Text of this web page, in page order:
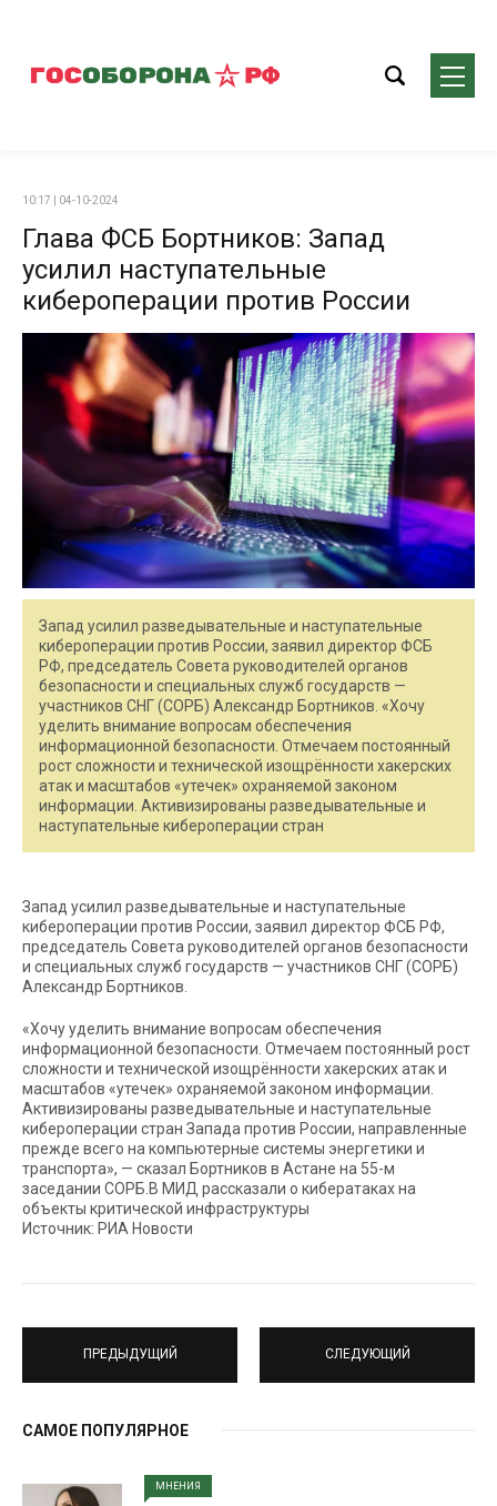
10:17 | 04-10-2024
Глава ФСБ Бортников: Запад
усилил наступательные
кибероперации против России
Запад усилил разведывательные и наступательные
кибероперации против России, заявил директор ФСБ
РФ, председатель Совета руководителей органов
безопасности и специальных служб государств —
участников СНГ (СОРБ) Александр Бортников. «Хочу
уделить внимание вопросам обеспечения
информационной безопасности. Отмечаем постоянный
рост сложности и технической изощрённости хакерских
атак и масштабов «утечек» охраняемой законом
информации. Активизированы разведывательные и
наступательные кибероперации стран
Запад усилил разведывательные и наступательные
кибероперации против России, заявил директор ФСБ РФ,
председатель Совета руководителей органов безопасности
и специальных служб государств — участников СНГ (СОРБ)
Александр Бортников.
«Хочу уделить внимание вопросам обеспечения
информационной безопасности. Отмечаем постоянный рост
сложности и технической изощрённости хакерских атак и
масштабов «утечек» охраняемой законом информации.
Активизированы разведывательные и наступательные
кибероперации стран Запада против России, направленные
прежде всего на компьютерные системы энергетики и
транспорта», — сказал Бортников в Астане на 55-м
заседании СОРБ.В МИД рассказали о кибератаках на
объекты критической инфраструктуры
Источник: РИА Новости
ПРЕДЫДУЩИЙ СЛЕДУЮЩИЙ
САМОЕ ПОПУЛЯРНОЕ
МНЕНИЯ